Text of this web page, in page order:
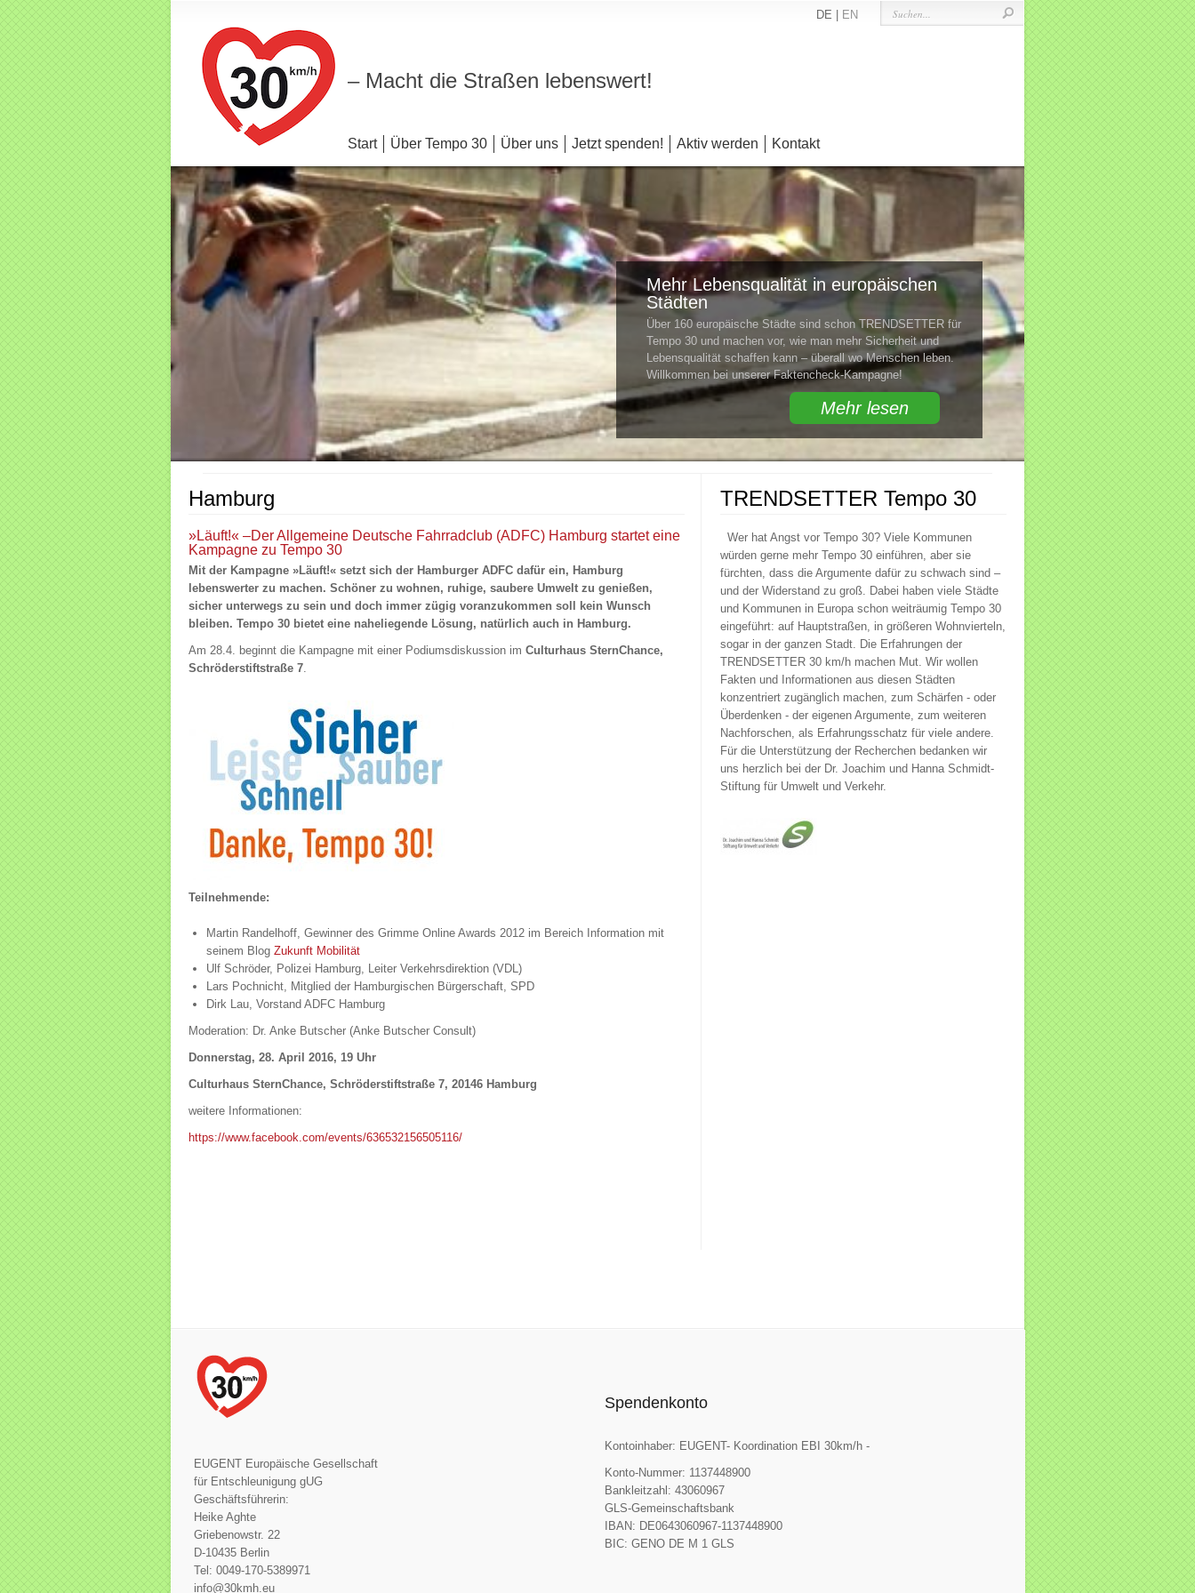
– Macht die Straßen lebenswert!
Start Über Tempo 30 Über uns Jetzt spenden! Aktiv werden Kontakt
DE | EN
Mehr Lebensqualität in europäischen
Städten
Über 160 europäische Städte sind schon TRENDSETTER für
Tempo 30 und machen vor, wie man mehr Sicherheit und
Lebensqualität schaffen kann – überall wo Menschen leben.
Willkommen bei unserer Faktencheck-Kampagne!
Mehr lesen
Hamburg
»Läuft!« –Der Allgemeine Deutsche Fahrradclub (ADFC) Hamburg startet eine
Kampagne zu Tempo 30
Mit der Kampagne »Läuft!« setzt sich der Hamburger ADFC dafür ein, Hamburg
lebenswerter zu machen. Schöner zu wohnen, ruhige, saubere Umwelt zu genießen,
sicher unterwegs zu sein und doch immer zügig voranzukommen soll kein Wunsch
bleiben. Tempo 30 bietet eine naheliegende Lösung, natürlich auch in Hamburg.
Am 28.4. beginnt die Kampagne mit einer Podiumsdiskussion im Culturhaus SternChance,
Schröderstiftstraße 7.
Teilnehmende:
Martin Randelhoff, Gewinner des Grimme Online Awards 2012 im Bereich Information mit
seinem Blog Zukunft Mobilität
Ulf Schröder, Polizei Hamburg, Leiter Verkehrsdirektion (VDL)
Lars Pochnicht, Mitglied der Hamburgischen Bürgerschaft, SPD
Dirk Lau, Vorstand ADFC Hamburg
Moderation: Dr. Anke Butscher (Anke Butscher Consult)
Donnerstag, 28. April 2016, 19 Uhr
Culturhaus SternChance, Schröderstiftstraße 7, 20146 Hamburg
weitere Informationen:
https://www.facebook.com/events/636532156505116/
TRENDSETTER Tempo 30
Wer hat Angst vor Tempo 30? Viele Kommunen
würden gerne mehr Tempo 30 einführen, aber sie
fürchten, dass die Argumente dafür zu schwach sind –
und der Widerstand zu groß. Dabei haben viele Städte
und Kommunen in Europa schon weiträumig Tempo 30
eingeführt: auf Hauptstraßen, in größeren Wohnvierteln,
sogar in der ganzen Stadt. Die Erfahrungen der
TRENDSETTER 30 km/h machen Mut. Wir wollen
Fakten und Informationen aus diesen Städten
konzentriert zugänglich machen, zum Schärfen - oder
Überdenken - der eigenen Argumente, zum weiteren
Nachforschen, als Erfahrungsschatz für viele andere.
Für die Unterstützung der Recherchen bedanken wir
uns herzlich bei der Dr. Joachim und Hanna Schmidt-
Stiftung für Umwelt und Verkehr.
Spendenkonto
EUGENT Europäische Gesellschaft
für Entschleunigung gUG
Geschäftsführerin:
Heike Aghte
Griebenowstr. 22
D-10435 Berlin
Tel: 0049-170-5389971
info@30kmh.eu
Kontoinhaber: EUGENT- Koordination EBI 30km/h -
Konto-Nummer: 1137448900
Bankleitzahl: 43060967
GLS-Gemeinschaftsbank
IBAN: DE0643060967-1137448900
BIC: GENO DE M 1 GLS